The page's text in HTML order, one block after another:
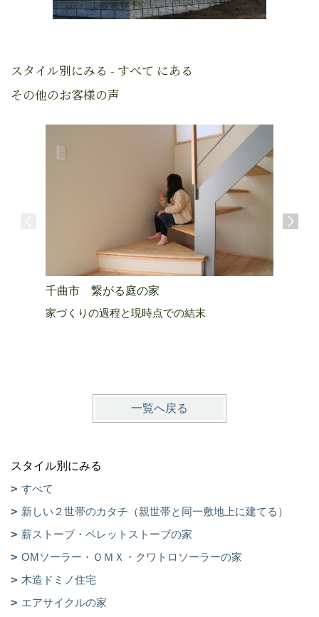
スタイル別にみる - すべて にある
その他のお客様の声
千曲市 繋がる庭の家
家づくりの過程と現時点での結末
一覧へ戻る
スタイル別にみる
すべて
新しい２世帯のカタチ（親世帯と同一敷地上に建てる）
薪ストーブ・ペレットストーブの家
OMソーラー・ＯＭＸ・クワトロソーラーの家
木造ドミノ住宅
エアサイクルの家